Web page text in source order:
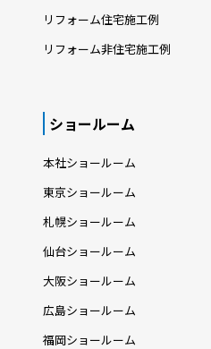
リフォーム住宅施工例
リフォーム非住宅施工例
ショールーム
本社ショールーム
東京ショールーム
札幌ショールーム
仙台ショールーム
大阪ショールーム
広島ショールーム
福岡ショールーム